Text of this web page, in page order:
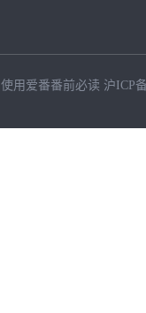
使用爱番番前必读 沪ICP